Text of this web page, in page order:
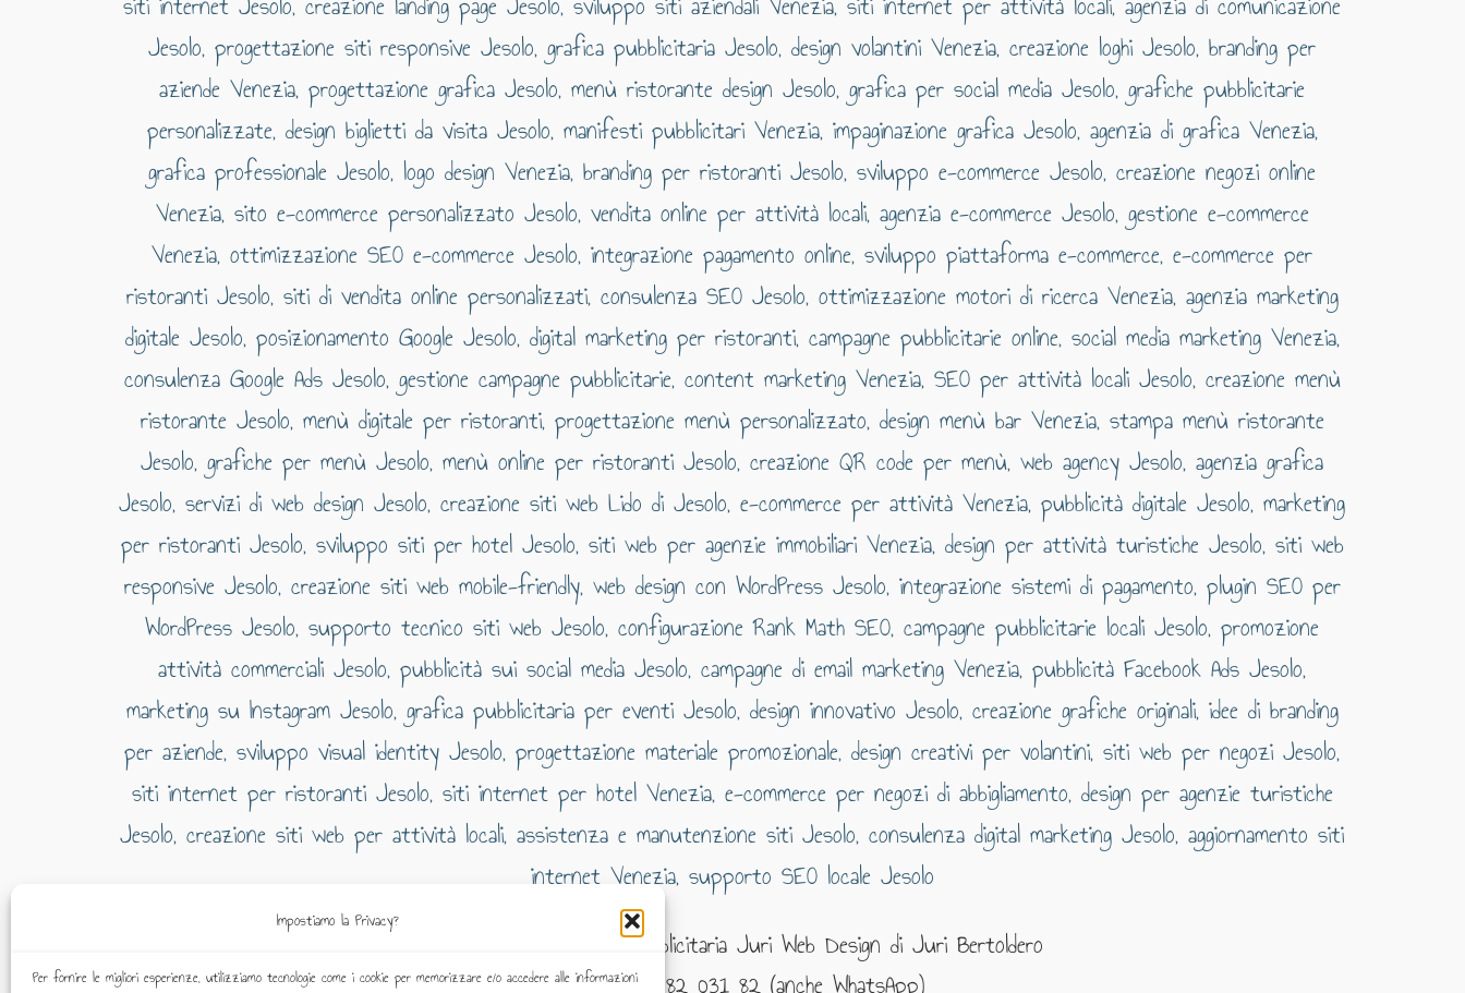
Impostiamo la Privacy?
Per fornire le migliori esperienze, utilizziamo tecnologie come i cookie per memorizzare e/o accedere alle informazioni
Agenzia Web e Grafico Pubblicitaria Juri Web Design di Juri Bertoldero
Telefono: 393 82 031 82 (anche WhatsApp)